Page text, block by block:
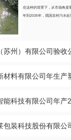
在这样的背景下，从市场角度
年到2035年，我国农村污水处
苏州）有限公司验收
材料有限公司年生产
验收公示...
能科技有限公司年产
包装科技股份有限公